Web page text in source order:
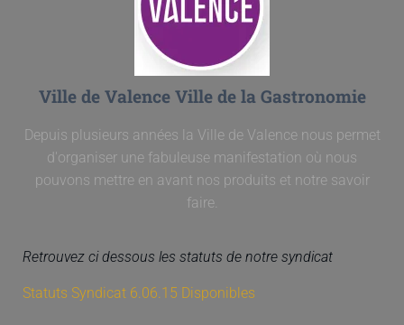
Ville de Valence Ville de la Gastronomie
Depuis plusieurs années la Ville de Valence nous permet
d'organiser une fabuleuse manifestation où nous
pouvons mettre en avant nos produits et notre savoir
faire.
Retrouvez ci dessous les statuts de notre syndicat
Statuts Syndicat 6.06.15 Disponibles